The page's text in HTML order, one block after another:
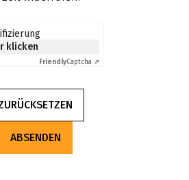
klicken
FriendlyCaptcha ⇗
ABSENDEN